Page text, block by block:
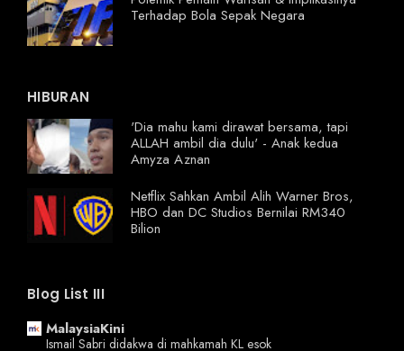
Terhadap Bola Sepak Negara
HIBURAN
'Dia mahu kami dirawat bersama, tapi
ALLAH ambil dia dulu' - Anak kedua
Amyza Aznan
Netflix Sahkan Ambil Alih Warner Bros,
HBO dan DC Studios Bernilai RM340
Bilion
Blog List III
MalaysiaKini
Ismail Sabri didakwa di mahkamah KL esok